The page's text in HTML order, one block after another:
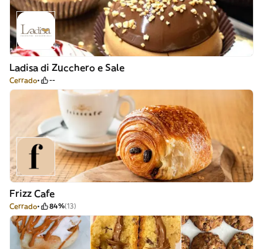
Ladisa di Zucchero e Sale
Cerrado --
Frizz Cafe
Cerrado 84%(13)